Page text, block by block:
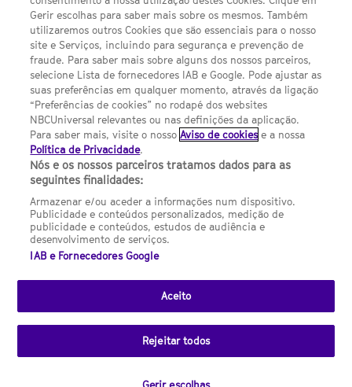
Termos E Condições
FILMES
UMA DIVISÃO DA NBCUNIVERSAL
Contact us by email: contact.SYFYPortugal@ncbuni.com
NBC Universal Global Networks España S.L.U. is wholly owned
by Universal Studios International BV
NBC Universal Global Networks, S.L.U. Paseo de la Castellana,
95. Planta 10 Edificio Torre Europa 28046 Madrid B-82227893
SYFY Portugal is subject to Spanish jurisdiction and regulated
(CNMC).
Channel
SCI FI Slovenija SCI FI Србија SYFY España SYFY France
SYFY
Portugal
SYFY USA
Gerir escolhas para saber mais sobre os mesmos. Também
utilizaremos outros Cookies que são essenciais para o nosso
site e Serviços, incluindo para segurança e prevenção de
fraude. Para saber mais sobre alguns dos nossos parceiros,
selecione Lista de fornecedores IAB e Google. Pode ajustar as
suas preferências em qualquer momento, através da ligação
“Preferências de cookies” no rodapé dos websites
NBCUniversal relevantes ou nas definições da aplicação.
Para saber mais, visite o nossoAviso de cookies e a nossa
Política de Privacidade.
Nós e os nossos parceiros tratamos dados para as
seguintes finalidades:
Armazenar e/ou aceder a informações num dispositivo.
Publicidade e conteúdos personalizados, medição de
publicidade e conteúdos, estudos de audiência e
desenvolvimento de serviços.
IAB e Fornecedores Google
Aceito
Rejeitar todos